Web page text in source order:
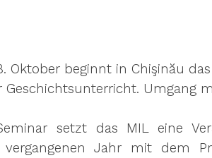
Oktober beginnt in Chişinău
Geschichtsunterricht. Umgang
setzt das MIL eine
Jahr mit dem